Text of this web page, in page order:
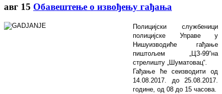
авг 15 Обавештење о извођењу гађања
Полицијски службеници
полицијске Управеу
Нишуизводиће гађање
пиштољем „ЦЗ-99“на
стрелишту „Шуматовац“.
Гађање ће сеизводитиод
14.08.2017. до 25.08.2017.
године, од 08 до 15 часова.